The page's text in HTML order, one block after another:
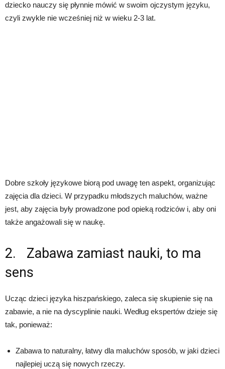
dziecko nauczy się płynnie mówić w swoim ojczystym języku,
czyli zwykle nie wcześniej niż w wieku 2-3 lat.
Dobre szkoły językowe biorą pod uwagę ten aspekt, organizując
zajęcia dla dzieci. W przypadku młodszych maluchów, ważne
jest, aby zajęcia były prowadzone pod opieką rodziców i, aby oni
także angażowali się w naukę.
2. Zabawa zamiast nauki, to ma
sens
Ucząc dzieci języka hiszpańskiego, zaleca się skupienie się na
zabawie, a nie na dyscyplinie nauki. Według ekspertów dzieje się
tak, ponieważ:
Zabawa to naturalny, łatwy dla maluchów sposób, w jaki dzieci
najlepiej uczą się nowych rzeczy.